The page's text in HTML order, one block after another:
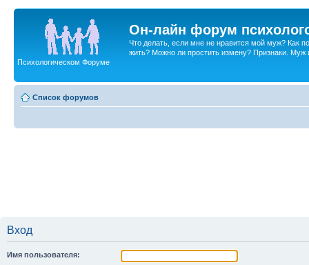
Он-лайн форум
Что делать, если мне не нравится мой муж? Как
жить? Можно ли простить измену? Признаки. Муж
Психологическом Форуме
Список форумов
Вход
Имя пользователя: